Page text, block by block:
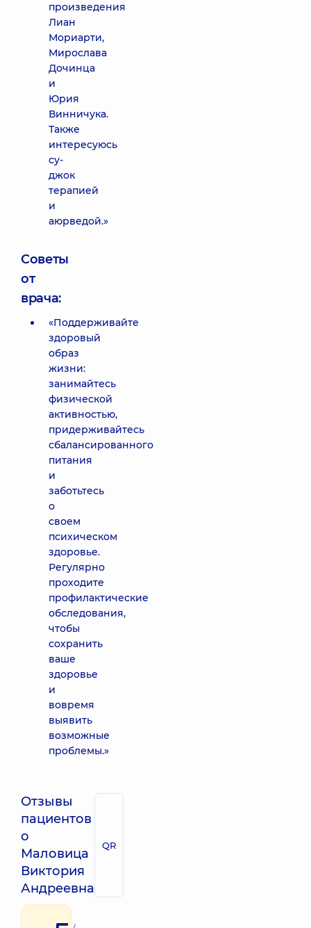
произведения
Лиан
Мориарти,
Мирослава
Дочинца
и
Юрия
Винничука.
Также
интересуюсь
су-
джок
терапией
и
аюрведой.»
Советы
от
врача:
«Поддерживайте
здоровый
образ
жизни:
занимайтесь
физической
активностью,
придерживайтесь
сбалансированного
питания
и
заботьтесь
о
своем
психическом
здоровье.
Регулярно
проходите
профилактические
обследования,
чтобы
сохранить
ваше
здоровье
и
вовремя
выявить
возможные
проблемы.»
Отзывы
пациентов
о
Маловица
Виктория
Андреевна
QR